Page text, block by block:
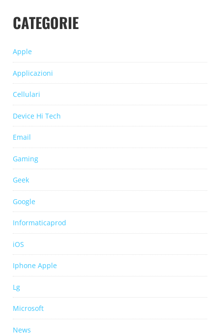
CATEGORIE
Apple
Applicazioni
Cellulari
Device Hi Tech
Email
Gaming
Geek
Google
Informaticaprod
iOS
Iphone Apple
Lg
Microsoft
News